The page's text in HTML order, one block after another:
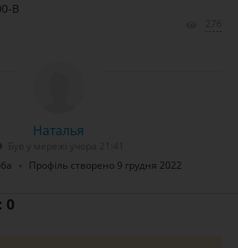
B
Наталья
Профіль створено 9 грудня 2022
0